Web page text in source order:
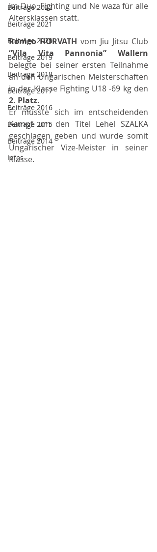
Beiträge 2022
Beiträge 2021
Beiträge 2020
Beiträge 2019
Beiträge 2018
Beiträge 2017
Beiträge 2016
Beiträge 2015
Beiträge 2014
Infos
im Duo, Fighting und Ne waza für alle
Altersklassen statt.
Romeo HORVATH
belegte bei seiner ersten Teilnahme
an den Ungarischen Meisterschaften
2. Platz.
Er musste sich im entscheidenden
Kampf um den Titel Lehel SZALKA
geschlagen geben und wurde somit
Ungarischer Vize-Meister in seiner
Klasse.